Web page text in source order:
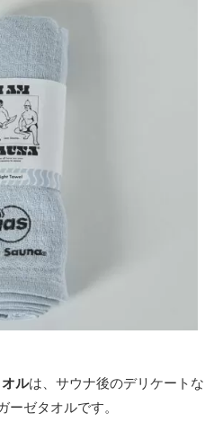
ルは、サウナ後のデリケートな
ーゼタオルです。